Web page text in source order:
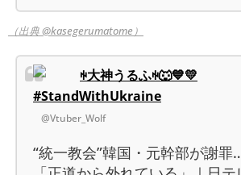
（出典 @kasegerumatome）
ꑭ大神うるふꑭ🐺💙💛
#StandWithUkraine
@Vtuber_Wolf
“統一教会”韓国・元幹部が謝罪